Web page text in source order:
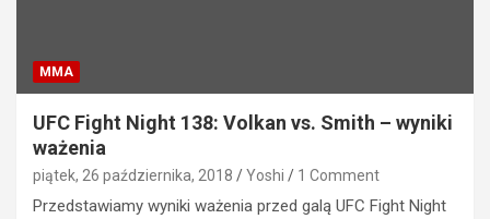
MMA
UFC Fight Night 138: Volkan vs. Smith – wyniki
ważenia
piątek, 26 października, 2018 Yoshi 1 Comment
Przedstawiamy wyniki ważenia przed galą UFC Fight Night